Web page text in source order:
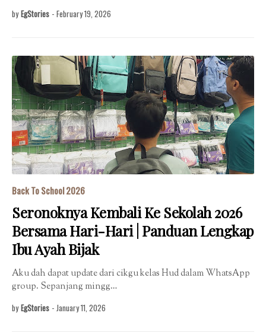
by EgStories - February 19, 2026
Back To School 2026
Seronoknya Kembali Ke Sekolah 2026
Bersama Hari-Hari | Panduan Lengkap
Ibu Ayah Bijak
Aku dah dapat update dari cikgu kelas Hud dalam WhatsApp
group. Sepanjang mingg…
by EgStories - January 11, 2026